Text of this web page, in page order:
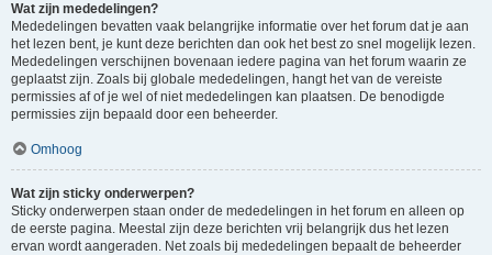
Wat zijn mededelingen?
Mededelingen bevatten vaak belangrijke informatie over het forum dat je aan
het lezen bent, je kunt deze berichten dan ook het best zo snel mogelijk lezen.
Mededelingen verschijnen bovenaan iedere pagina van het forum waarin ze
geplaatst zijn. Zoals bij globale mededelingen, hangt het van de vereiste
permissies af of je wel of niet mededelingen kan plaatsen. De benodigde
permissies zijn bepaald door een beheerder.
Omhoog
Wat zijn sticky onderwerpen?
Sticky onderwerpen staan onder de mededelingen in het forum en alleen op
de eerste pagina. Meestal zijn deze berichten vrij belangrijk dus het lezen
ervan wordt aangeraden. Net zoals bij mededelingen bepaalt de beheerder